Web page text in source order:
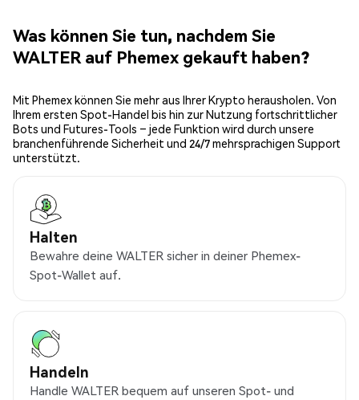
Was können Sie tun, nachdem Sie
WALTER auf Phemex gekauft haben?
Mit Phemex können Sie mehr aus Ihrer Krypto herausholen. Von
Ihrem ersten Spot-Handel bis hin zur Nutzung fortschrittlicher
Bots und Futures-Tools – jede Funktion wird durch unsere
branchenführende Sicherheit und 24/7 mehrsprachigen Support
unterstützt.
Halten
Bewahre deine WALTER sicher in deiner Phemex-
Spot-Wallet auf.
Handeln
Handle WALTER bequem auf unseren Spot- und